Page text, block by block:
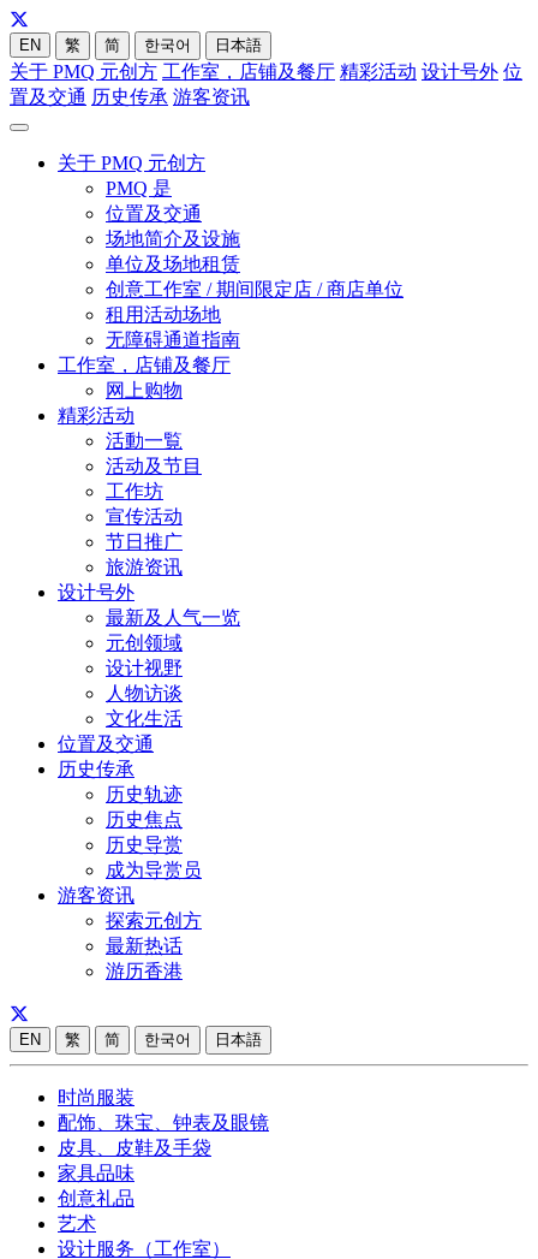
EN 繁 简 한국어 日本語
关于 PMQ 元创方 工作室，店铺及餐厅 精彩活动 设计号外 位
置及交通 历史传承 游客资讯
关于 PMQ 元创方
PMQ 是
位置及交通
场地简介及设施
单位及场地租赁
创意工作室 / 期间限定店 / 商店单位
租用活动场地
无障碍通道指南
工作室，店铺及餐厅
网上购物
精彩活动
活動一覧
活动及节目
工作坊
宣传活动
节日推广
旅游资讯
设计号外
最新及人气一览
元创领域
设计视野
人物访谈
文化生活
位置及交通
历史传承
历史轨迹
历史焦点
历史导赏
成为导赏员
游客资讯
探索元创方
最新热话
游历香港
EN 繁 简 한국어 日本語
时尚服装
配饰、珠宝、钟表及眼镜
皮具、皮鞋及手袋
家具品味
创意礼品
艺术
设计服务（工作室）